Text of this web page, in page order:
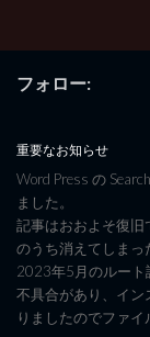
フォロー:
重要なお知らせ
Word Press の
ました。
記事はおおよそ復旧
のうち消えてしまっ
2023年5月のルート
不具合があり、イン
りましたのでファ